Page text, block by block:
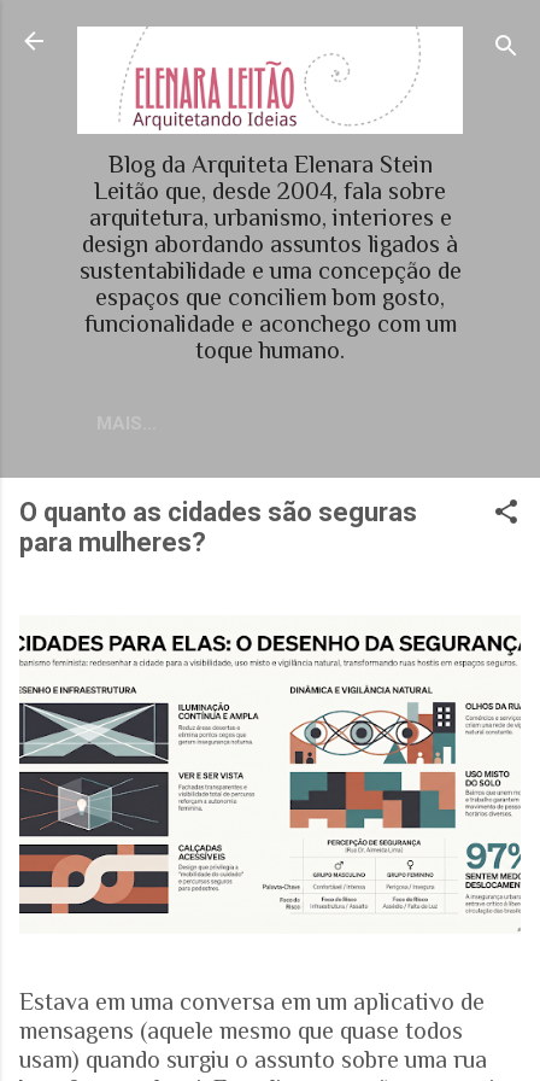
Pular para o conteúdo principal
Blog da Arquiteta Elenara Stein
Leitão que, desde 2004, fala sobre
arquitetura, urbanismo, interiores e
design abordando assuntos ligados à
sustentabilidade e uma concepção de
espaços que conciliem bom gosto,
funcionalidade e aconchego com um
toque humano.
O quanto as cidades são seguras
para mulheres?
Estava em uma conversa em um aplicativo de
mensagens (aquele mesmo que quase todos
usam) quando surgiu o assunto sobre uma rua